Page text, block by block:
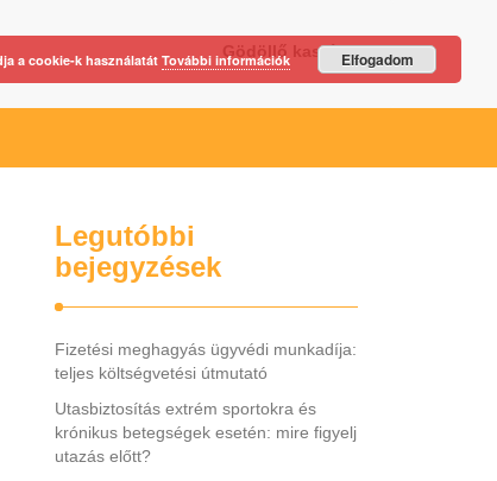
Gödöllő kastély
Legutóbbi
bejegyzések
Fizetési meghagyás ügyvédi munkadíja:
teljes költségvetési útmutató
Utasbiztosítás extrém sportokra és
krónikus betegségek esetén: mire figyelj
utazás előtt?
a cookie-k használatát További információk Elfogadom